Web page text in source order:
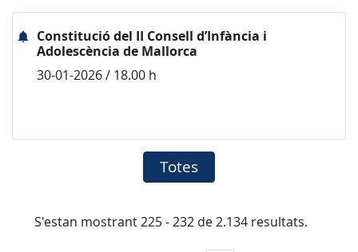
Constitució del II Consell d’Infància i
Adolescència de Mallorca
30-01-2026 / 18.00 h
Totes
S'estan mostrant 225 - 232 de 2.134 resultats.